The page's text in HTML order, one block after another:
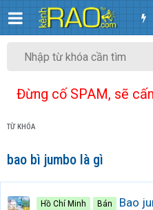
Đừng cố SPAM, sẽ
TỪ KHÓA
bao bì jumbo là gì
Hồ Chí Minh Bán
Bao